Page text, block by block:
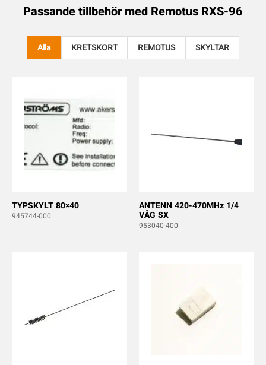
Passande tillbehör med Remotus RXS-96
Alla KRETSKORT REMOTUS SKYLTAR
TYPSKYLT 80×40
945744-000
ANTENN 420-470MHz 1/4
VÅG SX
953040-400